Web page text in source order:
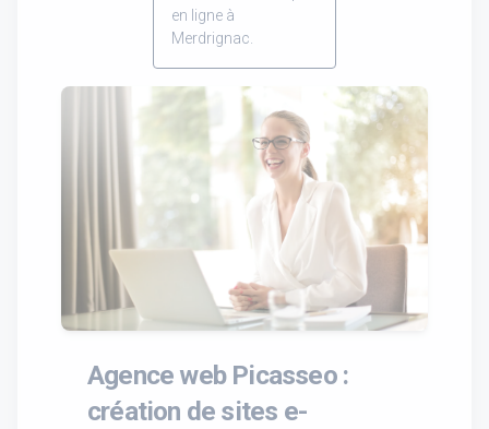
en ligne à
Merdrignac.
Agence web Picasseo :
création de sites e-